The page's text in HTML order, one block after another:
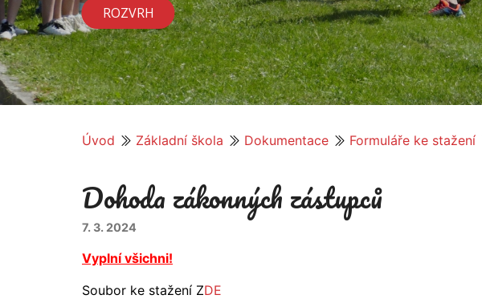
ROZVRH
Úvod Základní škola Dokumentace Formuláře ke stažení
Dohoda zákonných zástupců
7. 3. 2024
Vyplní všichni!
Soubor ke stažení ZDE